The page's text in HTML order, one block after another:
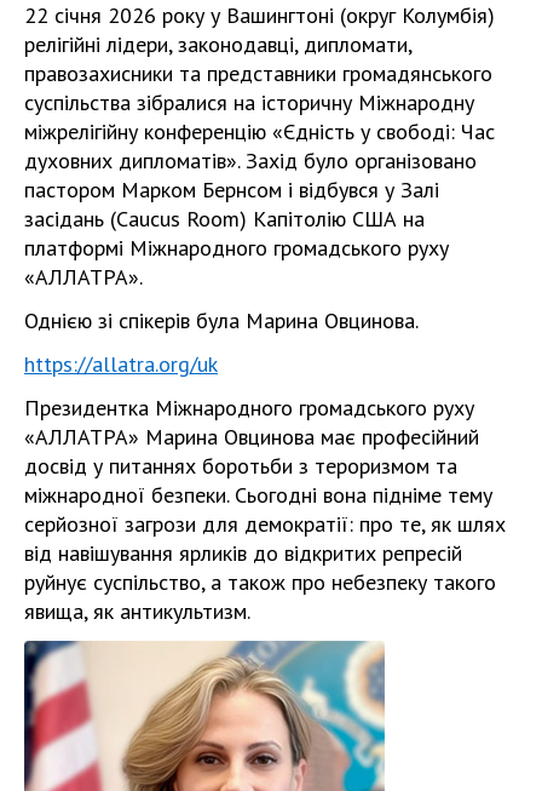
22 січня 2026 року у Вашингтоні (округ Колумбія)
релігійні лідери, законодавці, дипломати,
правозахисники та представники громадянського
суспільства зібралися на історичну Міжнародну
міжрелігійну конференцію «Єдність у свободі: Час
духовних дипломатів». Захід було організовано
пастором Марком Бернсом і відбувся у Залі
засідань (Caucus Room) Капітолію США на
платформі Міжнародного громадського руху
«АЛЛАТРА».
Однією зі спікерів була Марина Овцинова.
https://allatra.org/uk
Президентка Міжнародного громадського руху
«АЛЛАТРА» Марина Овцинова має професійний
досвід у питаннях боротьби з тероризмом та
міжнародної безпеки. Сьогодні вона підніме тему
серйозної загрози для демократії: про те, як шлях
від навішування ярликів до відкритих репресій
руйнує суспільство, а також про небезпеку такого
явища, як антикультизм.